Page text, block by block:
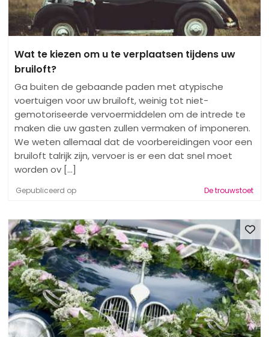
Wat te kiezen om u te verplaatsen tijdens uw
bruiloft?
Ga buiten de gebaande paden met atypische
voertuigen voor uw bruiloft, weinig tot niet-
gemotoriseerde vervoermiddelen om de intrede te
maken die uw gasten zullen vermaken of imponeren.
We weten allemaal dat de voorbereidingen voor een
bruiloft talrijk zijn, vervoer is er een dat snel moet
worden ov [...]
Gepubliceerd op De trouwstoet